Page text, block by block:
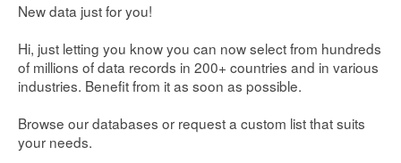
New data just for you!
Hi, just letting you know you can now select from hundreds
of millions of data records in 200+ countries and in various
industries. Benefit from it as soon as possible.
Browse our databases or request a custom list that suits
your needs.